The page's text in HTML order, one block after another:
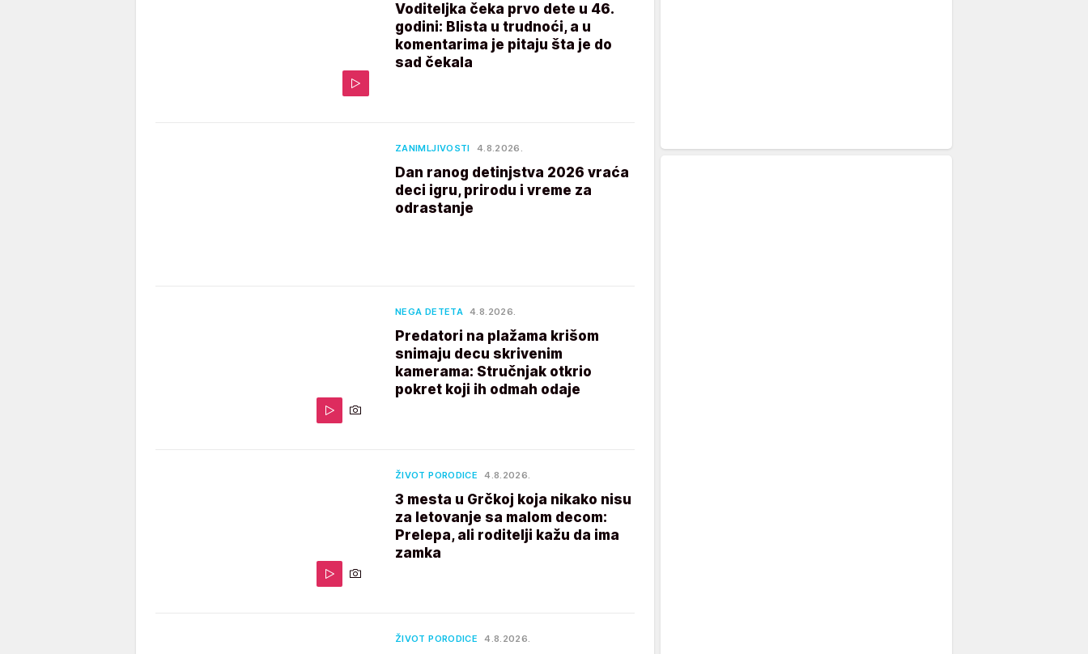
Voditeljka čeka prvo dete u 46.
godini: Blista u trudnoći, a u
komentarima je pitaju šta je do
sad čekala
ZANIMLJIVOSTI 4.8.2026.
Dan ranog detinjstva 2026 vraća
deci igru, prirodu i vreme za
odrastanje
NEGA DETETA 4.8.2026.
Predatori na plažama krišom
snimaju decu skrivenim
kamerama: Stručnjak otkrio
pokret koji ih odmah odaje
ŽIVOT PORODICE 4.8.2026.
3 mesta u Grčkoj koja nikako nisu
za letovanje sa malom decom:
Prelepa, ali roditelji kažu da ima
zamka
ŽIVOT PORODICE 4.8.2026.